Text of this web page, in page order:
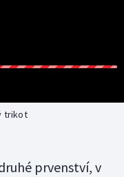
trikot
prvenství, v